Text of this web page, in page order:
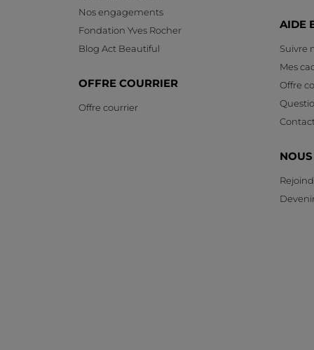
Nos engagements
Fondation Yves Rocher
Blog Act Beautiful
OFFRE COURRIER
Offre courrier
AIDE
Suivre
Mes
Offre